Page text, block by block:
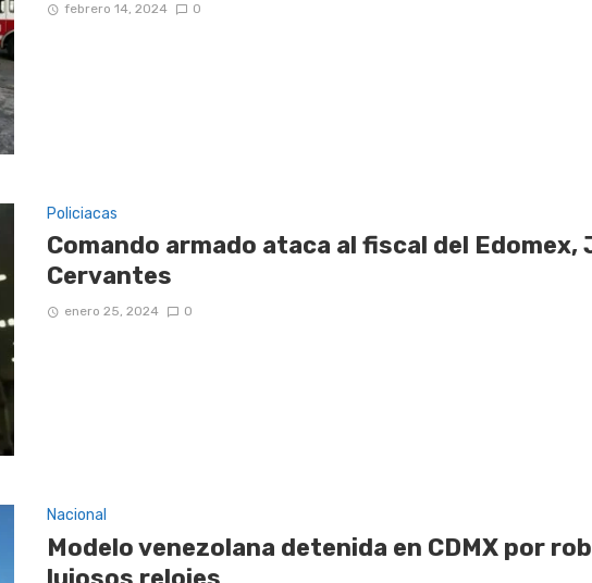
febrero 14, 2024 0
Policiacas
Comando armado ataca al fiscal del Edomex,
Cervantes
enero 25, 2024 0
Nacional
Modelo venezolana detenida en CDMX por